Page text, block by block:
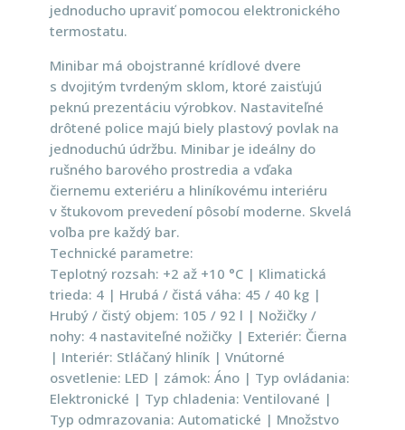
jednoducho upraviť pomocou elektronického
termostatu.
Minibar má obojstranné krídlové dvere
s dvojitým tvrdeným sklom, ktoré zaisťujú
peknú prezentáciu výrobkov. Nastaviteľné
drôtené police majú biely plastový povlak na
jednoduchú údržbu. Minibar je ideálny do
rušného barového prostredia a vďaka
čiernemu exteriéru a hliníkovému interiéru
v štukovom prevedení pôsobí moderne. Skvelá
voľba pre každý bar.
Technické parametre:
Teplotný rozsah: +2 až +10 °C | Klimatická
trieda: 4 | Hrubá / čistá váha: 45 / 40 kg |
Hrubý / čistý objem: 105 / 92 l | Nožičky /
nohy: 4 nastaviteľné nožičky | Exteriér: Čierna
| Interiér: Stláčaný hliník | Vnútorné
osvetlenie: LED | zámok: Áno | Typ ovládania:
Elektronické | Typ chladenia: Ventilované |
Typ odmrazovania: Automatické | Množstvo